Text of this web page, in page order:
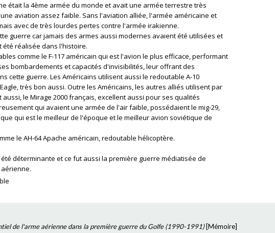
était la 4ème armée du monde et avait une armée terrestre très
aviation assez faible. Sans l'aviation alliée, l'armée américaine et
avec de très lourdes pertes contre l'armée irakienne.
guerre car jamais des armes aussi modernes avaient été utilisées et
été réalisée dans l'histoire.
comme le F-117 américain qui est l'avion le plus efficace, performant
bombardements et capacités d'invisibilités, leur offrant des
cette guerre. Les Américains utilisent aussi le redoutable A-10
très bon aussi. Outre les Américains, les autres alliés utilisent par
le Mirage 2000 français, excellent aussi pour ses qualités
qui avaient une armée de l'air faible, possédaient le mig-29,
qui est le meilleur de l'époque et le meilleur avion soviétique de
le AH-64 Apache américain, redoutable hélicoptère.
déterminante et ce fut aussi la première guerre médiatisée de
de l'arme aérienne dans la première guerre du Golfe (1990-1991)[Mémoire]